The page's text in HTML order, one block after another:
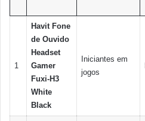
1
Havit Fone
de Ouvido
Headset
Gamer
Fuxi-H3
White
Black
Iniciantes em
jogos